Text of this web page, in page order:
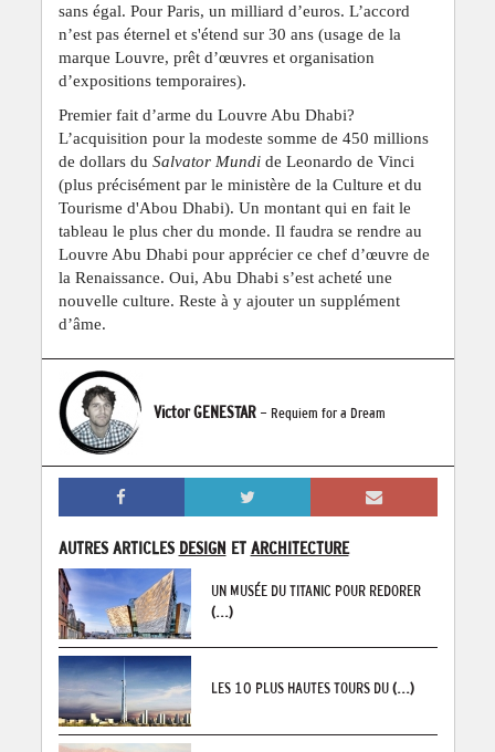
sans égal. Pour Paris, un milliard d’euros. L’accord
n’est pas éternel et s'étend sur 30 ans (usage de la
marque Louvre, prêt d’œuvres et organisation
d’expositions temporaires).
Premier fait d’arme du Louvre Abu Dhabi?
L’acquisition pour la modeste somme de 450 millions
de dollars du Salvator Mundide Leonardo de Vinci
(plus précisément par le ministère de la Culture et du
Tourisme d'Abou Dhabi). Un montant qui en fait le
tableau le plus cher du monde. Il faudra se rendre au
Louvre Abu Dhabi pour apprécier ce chef d’œuvre de
la Renaissance. Oui, Abu Dhabi s’est acheté une
nouvelle culture. Reste à y ajouter un supplément
d’âme.
Victor GENESTAR - Requiem for a Dream
AUTRES ARTICLES DESIGN ET ARCHITECTURE
UN MUSÉE DU TITANIC POUR REDORER
(...)
LES 10 PLUS HAUTES TOURS DU(...)